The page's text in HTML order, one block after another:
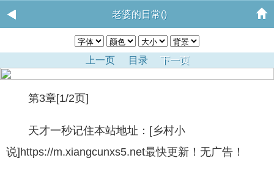
老婆的日常()
上一页 目录 下一页
第3章[1/2页]
天才一秒记住本站地址：[乡村小
说]https://m.xiangcunxs5.net最快更新！无广告！